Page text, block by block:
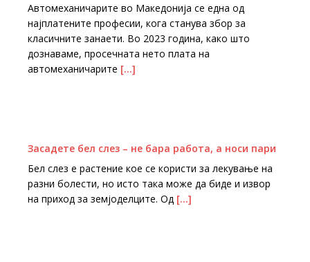
Автомеханичарите во Македонија се една од
најплатените професии, кога станува збор за
класичните занаети. Во 2023 година, како што
дознаваме, просечната нето плата на
автомеханичарите […]
Засадете бел слез – не бара работа, а носи пари
Бел слез е растение кое се користи за лекување на
разни болести, но исто така може да биде и извор
на приход за земјоделците. Од […]